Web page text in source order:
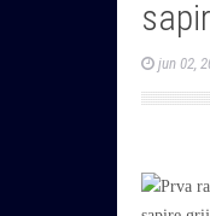
jun 02,